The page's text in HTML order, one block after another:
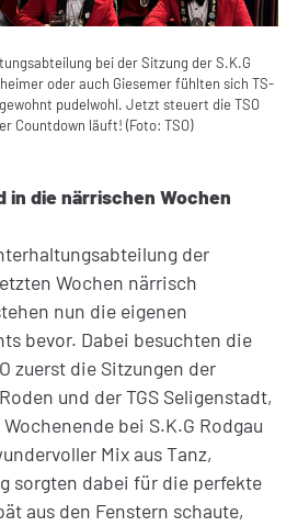
bei der Sitzung der S.K.G
oder auch Giesemer fühlten sich TS-
pudelwohl. Jetzt steuert die TSO
Countdown läuft! (Foto: TSO)
in die närrischen Wochen
der
Wochen närrisch
nun die eigenen
bevor. Dabei besuchten die
zuerst die Sitzungen der
und der TGS Seligenstadt,
bei S.K.G Rodgau
Mix aus Tanz,
sorgten dabei für die perfekte
aus den Fenstern schaute,